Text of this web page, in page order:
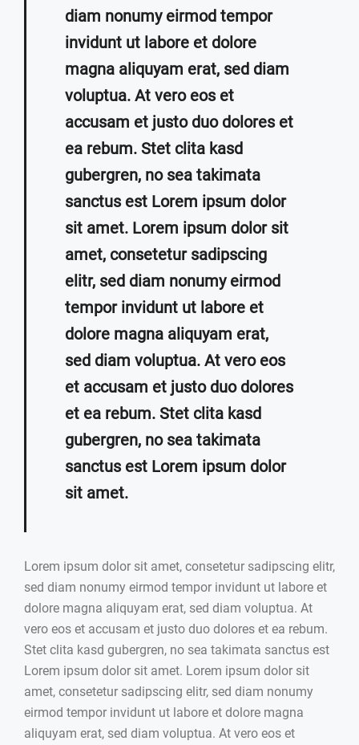
diam nonumy eirmod tempor
invidunt ut labore et dolore
magna aliquyam erat, sed diam
voluptua. At vero eos et
accusam et justo duo dolores et
ea rebum. Stet clita kasd
gubergren, no sea takimata
sanctus est Lorem ipsum dolor
sit amet. Lorem ipsum dolor sit
amet, consetetur sadipscing
elitr, sed diam nonumy eirmod
tempor invidunt ut labore et
dolore magna aliquyam erat,
sed diam voluptua. At vero eos
et accusam et justo duo dolores
et ea rebum. Stet clita kasd
gubergren, no sea takimata
sanctus est Lorem ipsum dolor
sit amet.
Lorem ipsum dolor sit amet, consetetur sadipscing elitr,
sed diam nonumy eirmod tempor invidunt ut labore et
dolore magna aliquyam erat, sed diam voluptua. At
vero eos et accusam et justo duo dolores et ea rebum.
Stet clita kasd gubergren, no sea takimata sanctus est
Lorem ipsum dolor sit amet. Lorem ipsum dolor sit
amet, consetetur sadipscing elitr, sed diam nonumy
eirmod tempor invidunt ut labore et dolore magna
aliquyam erat, sed diam voluptua. At vero eos et